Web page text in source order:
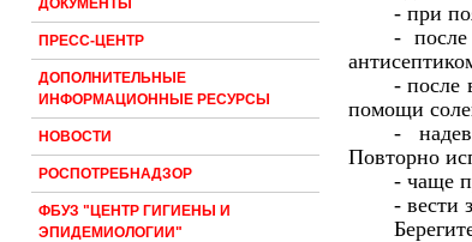
ДОКУМЕНТЫ
ПРЕСС-ЦЕНТР
ДОПОЛНИТЕЛЬНЫЕ
ИНФОРМАЦИОННЫЕ РЕСУРСЫ
НОВОСТИ
РОСПОТРЕБНАДЗОР
ФБУЗ "ЦЕНТР ГИГИЕНЫ И
ЭПИДЕМИОЛОГИИ"
- при
-
- после
помощи
-
Повторно
- чаще
- вести